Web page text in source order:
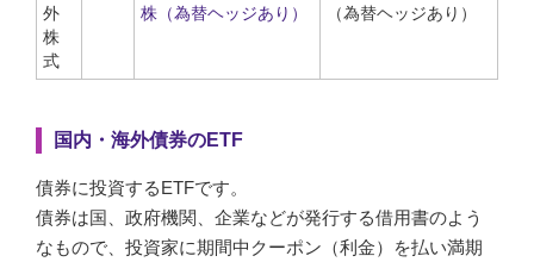
外
株
式
株（為替ヘッジあり）
（為替ヘッジあり）
国内・海外債券のETF
債券に投資するETFです。
債券は国、政府機関、企業などが発行する借用書のよう
なもので、投資家に期間中クーポン（利金）を払い満期